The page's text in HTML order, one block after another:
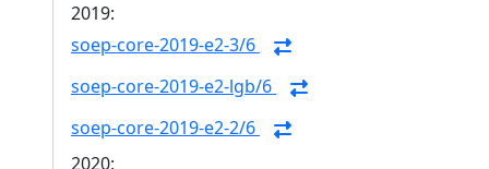
2019:
soep-core-2019-e2-3/6
soep-core-2019-e2-lgb/6
soep-core-2019-e2-2/6
2020: